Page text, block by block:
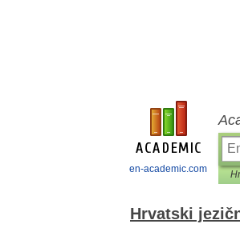
en-academic.com
Hrvatski